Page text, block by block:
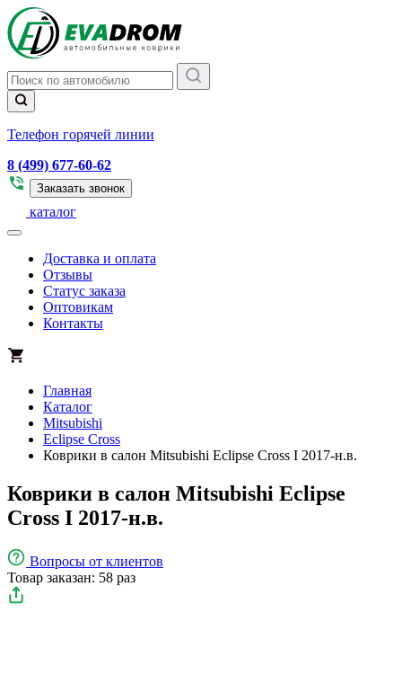
Телефон горячей линии
8 (499) 677-60-62
Заказать звонок
каталог
Доставка и оплата
Отзывы
Статус заказа
Оптовикам
Контакты
Главная
Каталог
Mitsubishi
Eclipse Cross
Коврики в салон Mitsubishi Eclipse Cross I 2017-н.в.
Коврики в салон Mitsubishi Eclipse
Cross I 2017-н.в.
Вопросы от клиентов
Товар заказан: 58 раз